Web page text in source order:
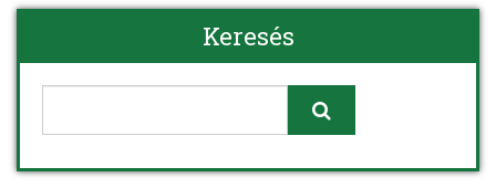
Keresés